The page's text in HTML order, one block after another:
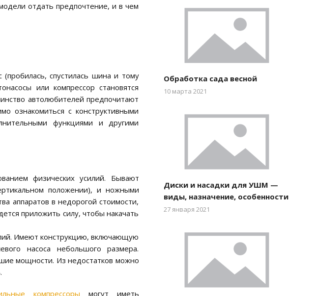
отдать предпочтение, и в чем
спустилась шина и тому
или компрессор становятся
автолюбителей предпочитают
ознакомиться с конструктивными
функциями и другими
физических усилий. Бывают
положении), и ножными
в недорогой стоимости,
приложить силу, чтобы накачать
Имеют конструкцию, включающую
насоса небольшого размера.
мощности. Из недостатков можно
компрессоры могут иметь
Обработка сада весной
10 марта 2021
Диски и насадки для УШМ —
виды, назначение, особенности
27 января 2021